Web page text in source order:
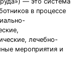
в процессе
лечебно-
мероприятия и